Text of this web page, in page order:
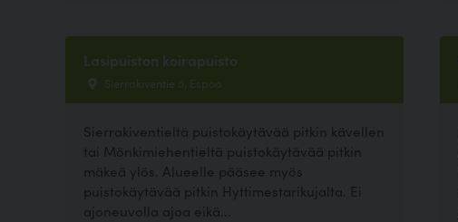
Lasipuiston koirapuisto
Sierrakiventie 5, Espoo
Sierrakiventieltä puistokäytävää pitkin kävellen
tai Mönkimiehentieltä puistokäytävää pitkin
mäkeä ylös. Alueelle pääsee myös
puistokäytävää pitkin Hyttimestarikujalta. Ei
ajoneuvolla ajoa eikä...